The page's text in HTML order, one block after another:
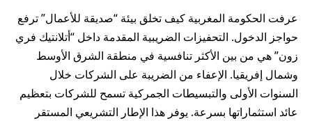
عرفت الحكومة المغربية كيف تخلق بيئة “صديقة للأعمال” ترفع
حواجز الدخول. التحفيزات الضريبية المقدمة داخل “أتلانتيك فري
زون” هي من بين الأكثر تنافسية في منطقة الشرق الأوسط
وشمال إفريقيا. الإعفاء من الضريبة على الشركات خلال
السنوات الأولى والتبسيطات الجمركية تسمح للشركات بتعظيم
عائد استثماراتها بسرعة. يوفر هذا الإطار التشريعي المستقر